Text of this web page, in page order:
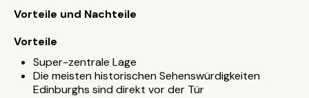
Vorteile und Nachteile
Vorteile
Super-zentrale Lage
Die meisten historischen Sehenswürdigkeiten
Edinburghs sind direkt vor der Tür